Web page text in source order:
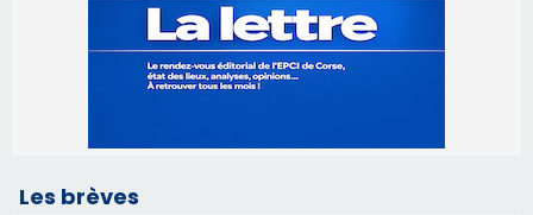
05/08/2026 09:53
Biguglia : messe de la Sainte-Marie et
procession le 14 août
Tennis - Début ce week-end du tournoi du